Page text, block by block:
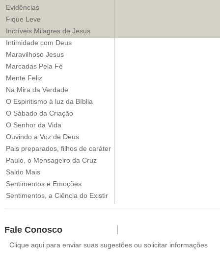
Evidências
Fique Leve
Incríveis Milagres de Jesus
Intimidade com Deus
Maravilhoso Jesus
Marcadas Pela Fé
Mente Feliz
Na Mira da Verdade
O Espiritismo à luz da Bíblia
O Sábado da Criação
O Senhor da Vida
Ouvindo a Voz de Deus
Pais preparados, filhos de caráter
Paulo, o Mensageiro da Cruz
Saldo Mais
Sentimentos e Emoções
Sentimentos, a Ciência do Existir
Fale Conosco
Clique aqui para enviar suas sugestões ou solicitar informações